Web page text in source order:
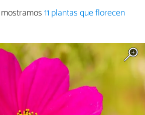
11 plantas que florecen